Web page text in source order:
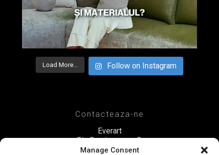
Manage Consent
Load More... Follow on Instagram
Contacteaza-ne
Everart
Str. Scarisoara nr. 8,
Sector 1, Bucuresti